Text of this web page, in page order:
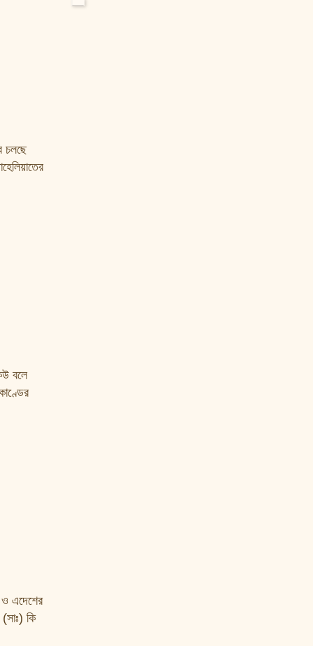
চলছে
বলে
ও এদেশের
কি